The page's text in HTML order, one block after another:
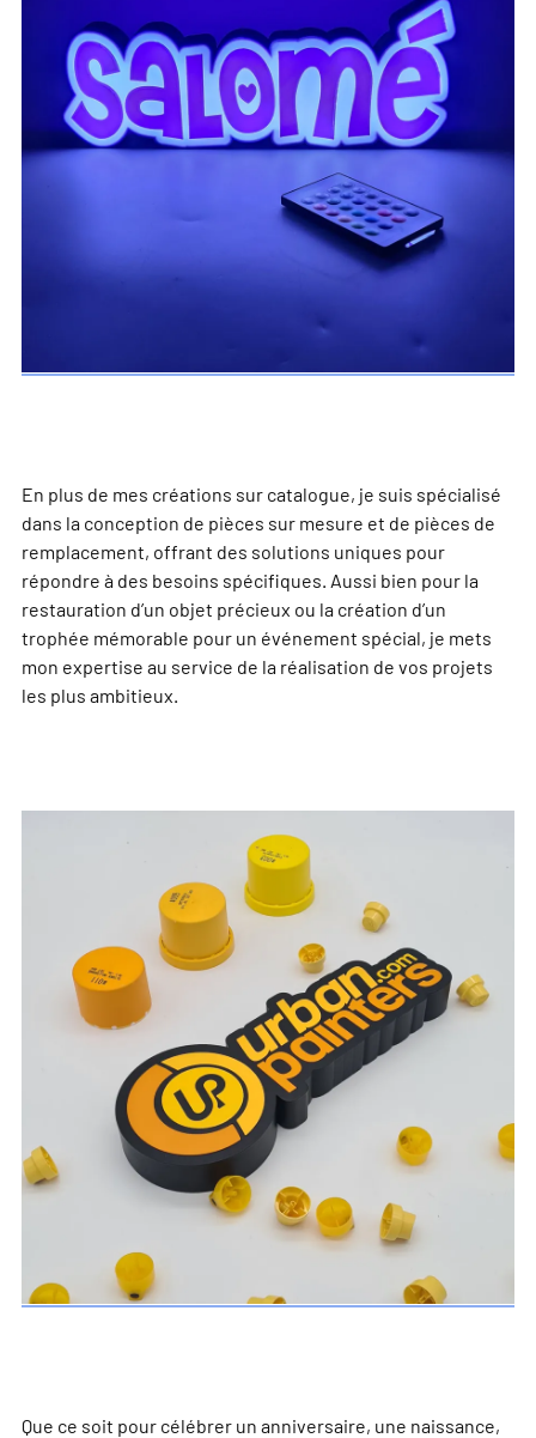
En plus de mes créations sur catalogue, je suis spécialisé
dans la conception de pièces sur mesure et de pièces de
remplacement, offrant des solutions uniques pour
répondre à des besoins spécifiques. Aussi bien pour la
restauration d’un objet précieux ou la création d’un
trophée mémorable pour un événement spécial, je mets
mon expertise au service de la réalisation de vos projets
les plus ambitieux.
Que ce soit pour célébrer un anniversaire, une naissance,